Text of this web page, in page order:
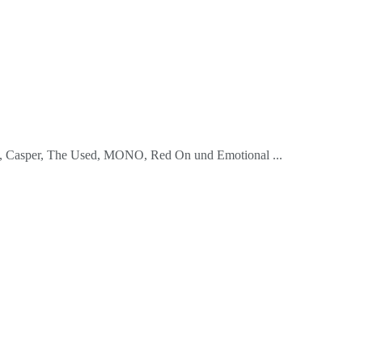
The Used, MONO, Red On und Emotional ...